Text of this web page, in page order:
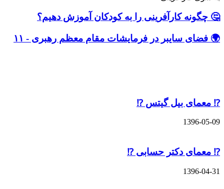
کارآفرینی را به کودکان آموزش دهیم؟
سایبر در فرمایشات مقام معظم رهبری - ۱۱
بیل گیتس ⁉️
دکتر حسابی ⁉️